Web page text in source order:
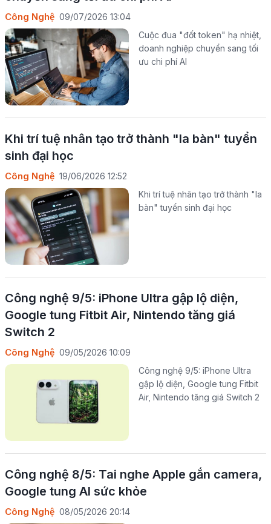
Công Nghệ 09/07/2026 13:04
Cuộc đua "đốt token" hạ nhiệt,
doanh nghiệp chuyển sang tối
ưu chi phí AI
Khi trí tuệ nhân tạo trở thành "la bàn" tuyển
sinh đại học
Công Nghệ 19/06/2026 12:52
Khi trí tuệ nhân tạo trở thành "la
bàn" tuyển sinh đại học
Công nghệ 9/5: iPhone Ultra gập lộ diện,
Google tung Fitbit Air, Nintendo tăng giá
Switch 2
Công Nghệ 09/05/2026 10:09
Công nghệ 9/5: iPhone Ultra
gập lộ diện, Google tung Fitbit
Air, Nintendo tăng giá Switch 2
Công nghệ 8/5: Tai nghe Apple gắn camera,
Google tung AI sức khỏe
Công Nghệ 08/05/2026 20:14